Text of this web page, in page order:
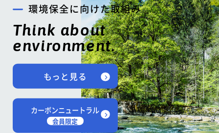
環境保全に向けた取組み
Think about
environment.
もっと見る
カーボンニュートラル
会員限定